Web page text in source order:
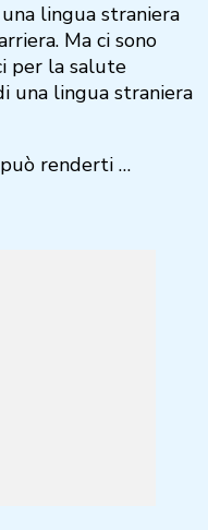
lingua straniera
Ma ci sono
per la salute
una lingua straniera
renderti …